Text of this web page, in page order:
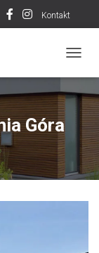
Kontakt
R
Z
N
Góra